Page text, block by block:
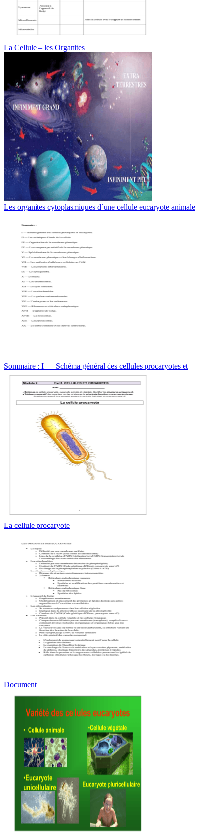
La Cellule – les Organites
Les organites cytoplasmiques d`une cellule eucaryote animale
Sommaire : I — Schéma général des cellules procaryotes et
La cellule procaryote
Document